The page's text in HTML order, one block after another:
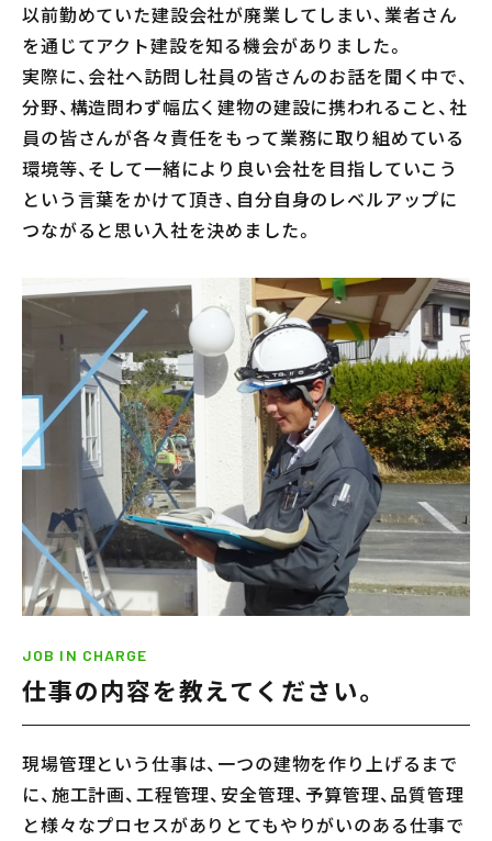
メンテナンス
採用情報
お知らせ
公式Instagram
お電話でのお問い合わせ【受付時間】9:00〜17:00
053-445-4350
メールでのお問い合わせ
以前勤めていた建設会社が廃業してしまい、業者さん
を通じてアクト建設を知る機会がありました。
実際に、会社へ訪問し社員の皆さんのお話を聞く中で、
分野、構造問わず幅広く建物の建設に携われること、社
員の皆さんが各々責任をもって業務に取り組めている
環境等、そして一緒により良い会社を目指していこう
という言葉をかけて頂き、自分自身のレベルアップに
つながると思い入社を決めました。
JOB IN CHARGE
仕事の内容を教えてください。
現場管理という仕事は、一つの建物を作り上げるまで
に、施工計画、工程管理、安全管理、予算管理、品質管理
と様々なプロセスがありとてもやりがいのある仕事で